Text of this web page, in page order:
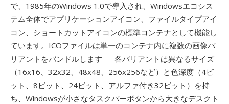
で、1985年のWindows 1.0で導入され、Windowsエコシス
テム全体でアプリケーションアイコン、ファイルタイプアイ
コン、ショートカットアイコンの標準コンテナとして機能し
ています。ICOファイルは単一のコンテナ内に複数の画像バ
リアントをバンドルします — 各バリアントは異なるサイズ
（16x16、32x32、48x48、256x256など）と色深度（4ビ
ット、8ビット、24ビット、アルファ付き32ビット）を持
ち、Windowsが小さなタスクバーボタンから大きなデスクト